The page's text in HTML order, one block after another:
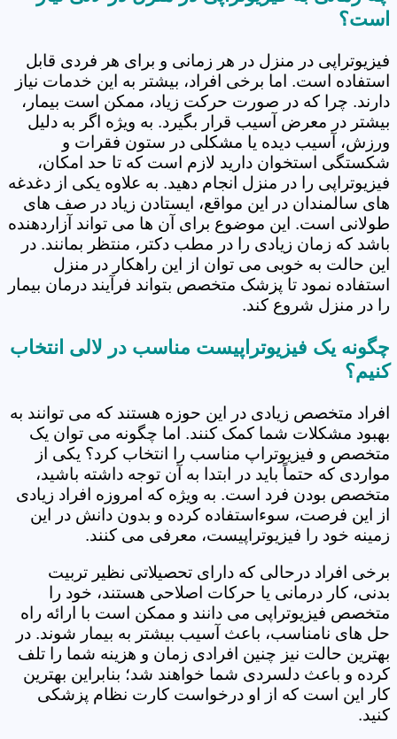
است؟
فیزیوتراپی در منزل در هر زمانی و برای هر فردی قابل
استفاده است. اما برخی افراد، بیشتر به این خدمات نیاز
دارند. چرا که در صورت حرکت زیاد، ممکن است بیمار،
بیشتر در معرض آسیب قرار بگیرد. به ویژه اگر به دلیل
ورزش، آسیب دیده یا مشکلی در ستون فقرات و
شکستگی استخوان دارید لازم است که تا حد امکان،
فیزیوتراپی را در منزل انجام دهید. به علاوه یکی از دغدغه
های سالمندان در این مواقع، ایستادن زیاد در صف های
طولانی است. این موضوع برای آن ها می تواند آزاردهنده
باشد که زمان زیادی را در مطب دکتر، منتظر بمانند. در
این حالت به خوبی می توان از این راهکار در منزل
استفاده نمود تا پزشک متخصص بتواند فرآیند درمان بیمار
را در منزل شروع کند.
چگونه یک فیزیوتراپیست مناسب در لالی انتخاب
کنیم؟
افراد متخصص زیادی در این حوزه هستند که می توانند به
بهبود مشکلات شما کمک کنند. اما چگونه می توان یک
متخصص و فیزیوتراپ مناسب را انتخاب کرد؟ یکی از
مواردی که حتماً باید در ابتدا به آن توجه داشته باشید،
متخصص بودن فرد است. به ویژه که امروزه افراد زیادی
از این فرصت، سوءاستفاده کرده و بدون دانش در این
زمینه خود را فیزیوتراپیست، معرفی می کنند.
برخی افراد درحالی که دارای تحصیلاتی نظیر تربیت
بدنی، کار درمانی یا حرکات اصلاحی هستند، خود را
متخصص فیزیوتراپی می دانند و ممکن است با ارائه راه
حل های نامناسب، باعث آسیب بیشتر به بیمار شوند. در
بهترین حالت نیز چنین افرادی زمان و هزینه شما را تلف
کرده و باعث دلسردی شما خواهند شد؛ بنابراین بهترین
کار این است که از او درخواست کارت نظام پزشکی
کنید.